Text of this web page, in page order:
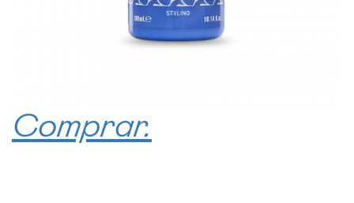
Comprar.